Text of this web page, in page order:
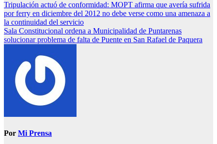
Tripulación actuó de conformidad: MOPT afirma que avería sufrida
por ferry en diciembre del 2012 no debe verse como una amenaza a
la continuidad del servicio
Sala Constitucional ordena a Municipalidad de Puntarenas
solucionar problema de falta de Puente en San Rafael de Paquera
Por Mi Prensa